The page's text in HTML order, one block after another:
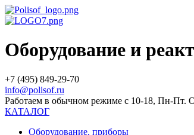
Оборудование и
+7 (495) 849-29-70
info@polisof.ru
Работаем в обычном режиме с 10-18, Пн-Пт.
КАТАЛОГ
Оборудование, приборы